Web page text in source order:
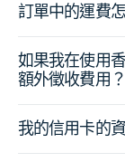
訂單中的運費
如果我在使用
額外徵收費用？
我的信用卡的